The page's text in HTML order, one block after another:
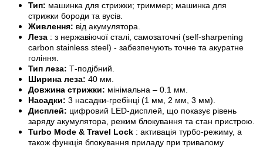
Тип: машинка для стрижки; триммер; машинка для
стрижки бороди та вусів.
Живлення: від акумулятора.
Леза : з нержавіючої сталі, самозаточні (self-sharpening
carbon stainless steel) - забезпечують точне та акуратне
гоління.
Тип леза: Т-подібний.
Ширина леза: 40 мм.
Довжина стрижки: мінімальна – 0.1 мм.
Насадки: 3 насадки-гребінці (1 мм, 2 мм, 3 мм).
Дисплей: цифровий LED-дисплей, що показує рівень
заряду акумулятора, режим блокування та стан пристрою.
Turbo Mode & Travel Lock : активація турбо-режиму, а
також функція блокування приладу при тривалому